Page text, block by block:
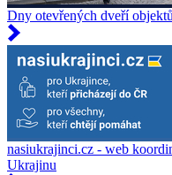
Dny otevřených dveří
nasiukrajinci.cz - web
Ukrajinu